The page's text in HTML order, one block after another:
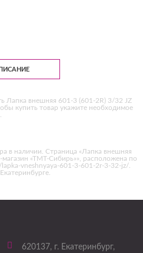
Лапка внешняя 601-3 (601-2R) 3/32 JZ
купить товар укажите необходимое
в наличии. Страница «Лапка внешняя
«ТМТ-Сибирь»», расположена по
vneshnyaya-601-3-601-2r-3-32-jz/.
620137, г. Екатеринбург,